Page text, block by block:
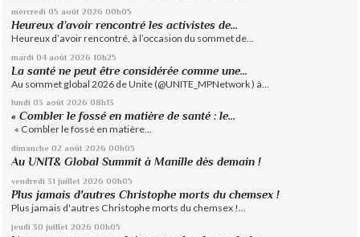
mercredi 05 août 2026 00h05
Heureux d’avoir rencontré les activistes de...
Heureux d’avoir rencontré, à l’occasion du sommet de...
mardi 04 août 2026 10h25
La santé ne peut être considérée comme une...
Au sommet global 2026 de Unite (@UNITE_MPNetwork ) à...
lundi 03 août 2026 08h13
« Combler le fossé en matière de santé : le...
« Combler le fossé en matière...
dimanche 02 août 2026 00h05
Au UNIT& Global Summit à Manille dès demain !
vendredi 31 juillet 2026 00h05
Plus jamais d'autres Christophe morts du chemsex !
Plus jamais d'autres Christophe morts du chemsex !...
jeudi 30 juillet 2026 00h05